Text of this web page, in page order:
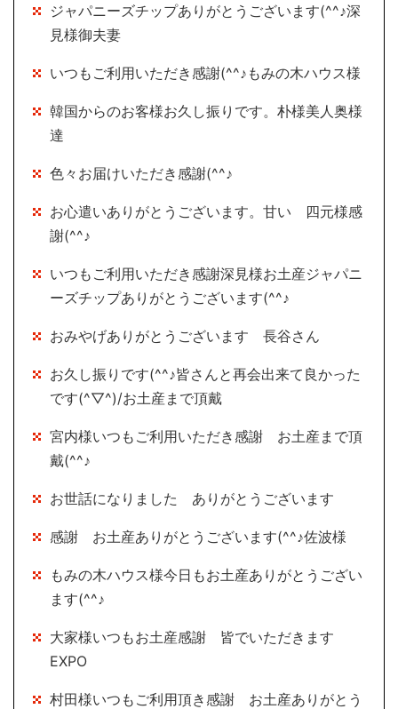
ジャパニーズチップありがとうございます(^^♪深
見様御夫妻
いつもご利用いただき感謝(^^♪もみの木ハウス様
韓国からのお客様お久し振りです。朴様美人奥様
達
色々お届けいただき感謝(^^♪
お心遣いありがとうございます。甘い 四元様感
謝(^^♪
いつもご利用いただき感謝深見様お土産ジャパニ
ーズチップありがとうございます(^^♪
おみやげありがとうございます 長谷さん
お久し振りです(^^♪皆さんと再会出来て良かった
です(^▽^)/お土産まで頂戴
宮内様いつもご利用いただき感謝 お土産まで頂
戴(^^♪
お世話になりました ありがとうございます
感謝 お土産ありがとうございます(^^♪佐波様
もみの木ハウス様今日もお土産ありがとうござい
ます(^^♪
大家様いつもお土産感謝 皆でいただきます
EXPO
村田様いつもご利用頂き感謝 お土産ありがとう